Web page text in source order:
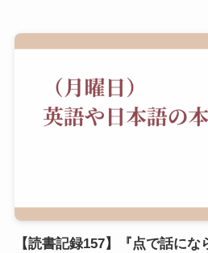
【読書記録157】『点で話に